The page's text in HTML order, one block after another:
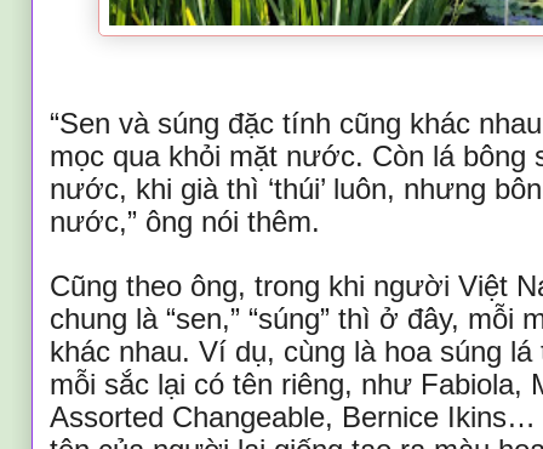
“Sen và súng đặc tính cũng khác
mọc qua khỏi mặt nước. Còn lá bông
nước, khi già thì ‘thúi’ luôn, nhưng
nước,” ông nói thêm.
Cũng theo ông, trong khi người Việt
chung là “sen,” “súng” thì ở đây, mỗi
khác nhau. Ví dụ, cùng là hoa súng
mỗi sắc lại có tên riêng, như Fabiola,
Assorted Changeable, Bernice Ikins…